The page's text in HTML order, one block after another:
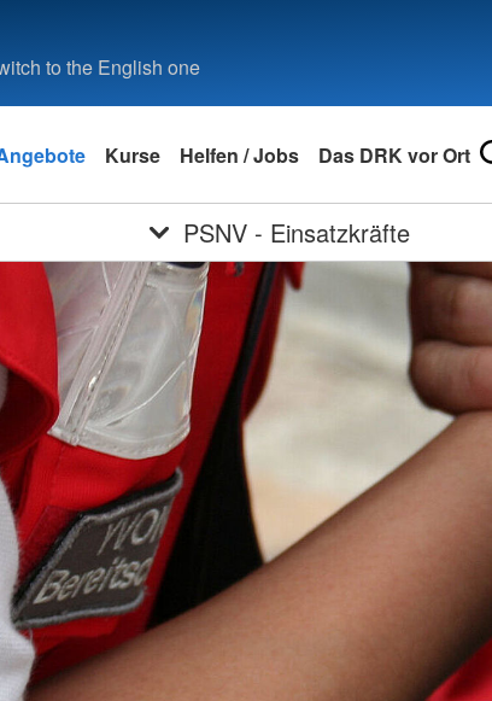
to the English one
Kurse Helfen / Jobs Das DRK vor Ort
PSNV - Einsatzkräfte